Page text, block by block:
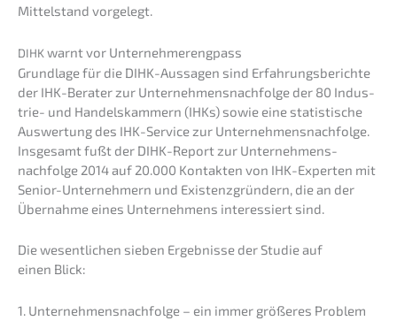
Mittel­stand vorgelegt.
DIHK warnt vor Unternehmerengpass
Grund­la­ge für die DIHK-Aussa­gen sind Erfah­rungs­be­rich­te
der IHK-Berater zur Unternehmens­nachfolge der 80 Indus­
trie- und Handels­kam­mern (IHKs) sowie eine statis­ti­sche
Auswer­tung des IHK-Service zur Unternehmens­nachfolge.
Insge­samt fußt der DIHK-Report zur Unternehmens­
nachfolge 2014 auf 20.000 Kontak­ten von IHK-Exper­ten mit
Senior-Unter­neh­mern und Existenz­grün­dern, die an der
Übernah­me eines Unter­neh­mens inter­es­siert sind.
Die wesent­li­chen sieben Ergeb­nis­se der Studie auf
einen Blick:
1. Unternehmens­nachfolge – ein immer größe­res Problem